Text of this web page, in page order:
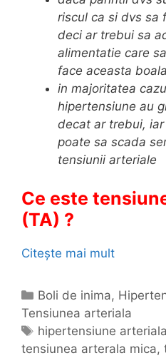
riscul ca si dvs sa
deci ar trebui sa
alimentatie care
face aceasta
in majoritatea
hipertensiune au
decat ar trebui,
poate sa scada
tensiunii arteriale
Ce este
(TA) ?
Citește mai mult
p
t
C
a
t
e
Boli de inima,
Tensiunea arteriala
E
t
hipertensiune arteriala
tensiunea arterala mica,